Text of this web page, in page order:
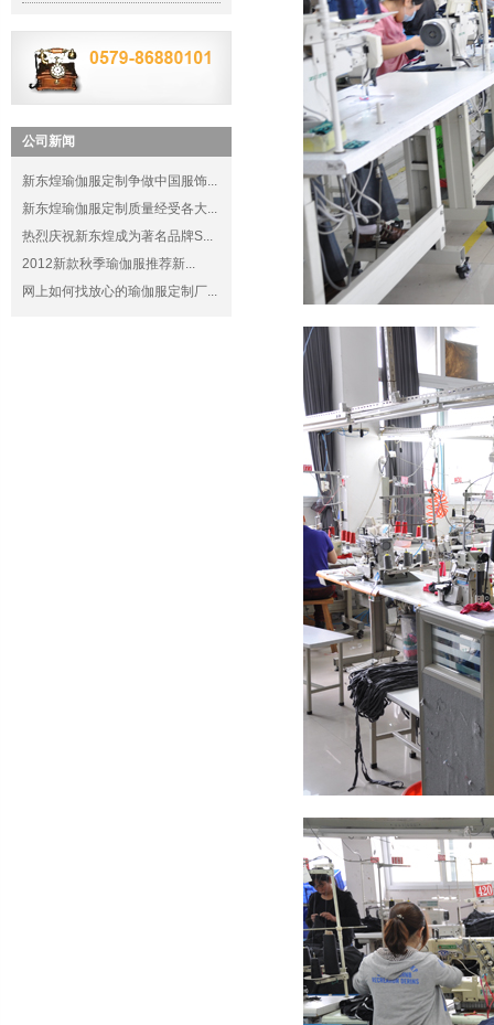
公司新闻
新东煌瑜伽服定制争做中国服饰...
新东煌瑜伽服定制质量经受各大...
热烈庆祝新东煌成为著名品牌S...
2012新款秋季瑜伽服推荐新...
网上如何找放心的瑜伽服定制厂...